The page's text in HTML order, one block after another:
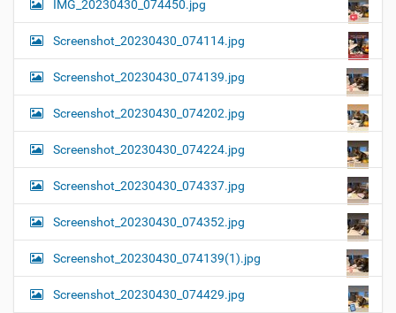
IMG_20230430_074450.jpg
Screenshot_20230430_074114.jpg
Screenshot_20230430_074139.jpg
Screenshot_20230430_074202.jpg
Screenshot_20230430_074224.jpg
Screenshot_20230430_074337.jpg
Screenshot_20230430_074352.jpg
Screenshot_20230430_074139(1).jpg
Screenshot_20230430_074429.jpg